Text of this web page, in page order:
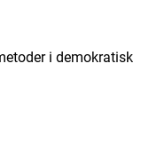
i demokratisk